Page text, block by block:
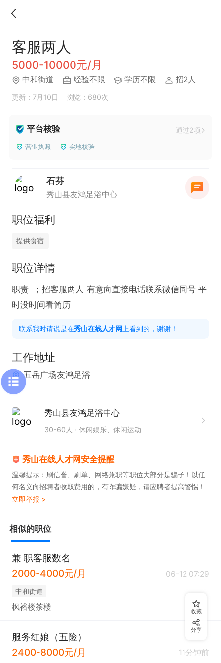
客服两人
5000-10000元/月
中和街道 经验不限 学历不限 招2人
更新：7月10日 浏览：680次
平台核验 通过2项
营业执照 实地核验
石芬
秀山县友鸿足浴中心
职位福利
提供食宿
职位详情
职责  ；招客服两人 有意向直接电话联系微信同号 平
时没时间看简历
联系我时请说是在秀山在线人才网 上看到的，谢谢！
工作地址
五岳广场友鸿足浴
秀山县友鸿足浴中心
30-60人 休闲娱乐、休闲运动
秀山在线人才网安全提醒
温馨提示：刷信誉、刷单、网络兼职等职位大部分是骗子！以任
何名义向招聘者收取费用的，有诈骗嫌疑，请应聘者提高警惕！
立即举报 >
相似的职位
兼 职客服数名
2000-4000元/月
06-12 07:29
中和街道
枫裕楼茶楼
服务红娘（五险）
2400-8000元/月
11分钟前
收藏
分享